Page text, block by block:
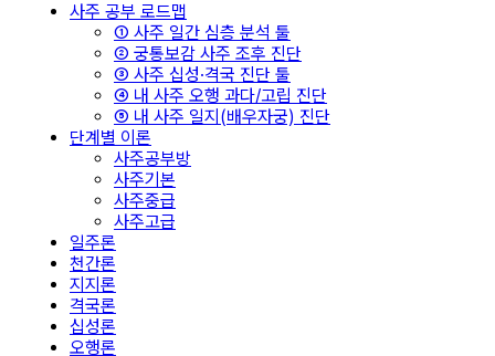
사주 공부 로드맵
① 사주 일간 심층 분석 툴
② 궁통보감 사주 조후 진단
③ 사주 십성·격국 진단 툴
④ 내 사주 오행 과다/고립 진단
⑤ 내 사주 일지(배우자궁) 진단
단계별 이론
사주공부방
사주기본
사주중급
사주고급
일주론
천간론
지지론
격국론
십성론
오행론